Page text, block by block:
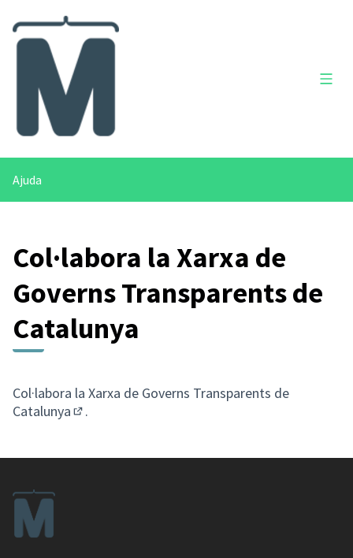
Ajuda
Col·labora la Xarxa de
Governs Transparents de
Catalunya
Col·labora la Xarxa de Governs Transparents de
Catalunya
.